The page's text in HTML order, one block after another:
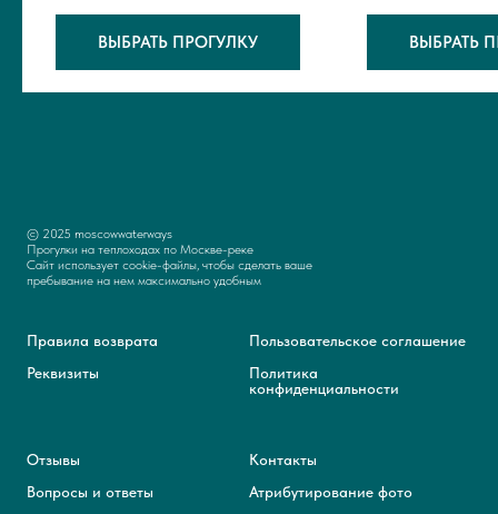
ВЫБРАТЬ ПРОГУЛКУ ВЫБРАТЬ
© 2025 moscowwaterways
Прогулки на теплоходах по Москве-реке
Сайт использует cookie-файлы, чтобы сделать ваше
пребывание на нем максимально удобным
Правила возврата
Реквизиты
Пользовательское соглашение
Политика
конфиденциальности
Отзывы
Вопросы и ответы
Контакты
Атрибутирование фото